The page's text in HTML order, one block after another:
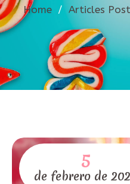
Home / Articles
5
de febrero de